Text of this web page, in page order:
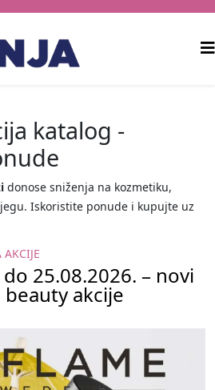
katalog -
donose sniženja na kozmetiku,
Iskoristite ponude i kupujte uz
25.08.2026. – novi
akcije